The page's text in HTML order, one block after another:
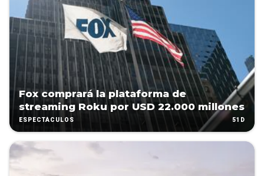
Fox comprará la plataforma de
streaming Roku por USD 22.000 millones
ESPECTÁCULOS 51D